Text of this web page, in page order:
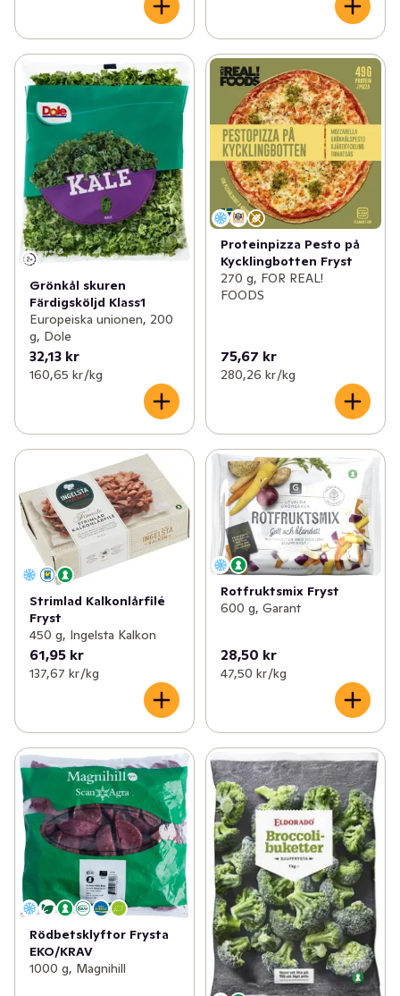
Grönkål skuren
Färdigsköljd Klass1
Europeiska unionen, 200
g, Dole
32,13 kr
160,65 kr /kg
Proteinpizza Pesto på
Kycklingbotten Fryst
270 g, FOR REAL!
FOODS
75,67 kr
280,26 kr /kg
Strimlad Kalkonlårfilé
Fryst
450 g, Ingelsta Kalkon
61,95 kr
137,67 kr /kg
Rotfruktsmix Fryst
600 g, Garant
28,50 kr
47,50 kr /kg
Rödbetsklyftor Frysta
EKO/KRAV
1000 g, Magnihill